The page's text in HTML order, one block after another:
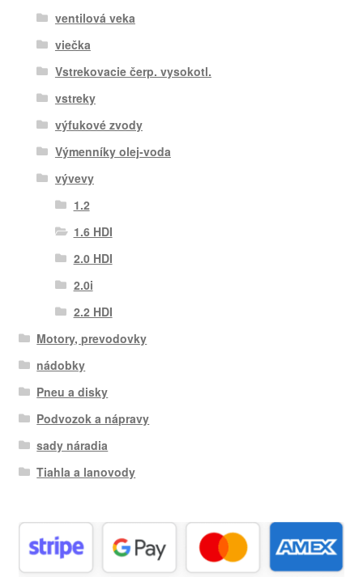
ventilová veka
viečka
Vstrekovacie čerp. vysokotl.
vstreky
výfukové zvody
Výmenníky olej-voda
vývevy
1.2
1.6 HDI
2.0 HDI
2.0i
2.2 HDI
Motory, prevodovky
nádobky
Pneu a disky
Podvozok a nápravy
sady náradia
Tiahla a lanovody